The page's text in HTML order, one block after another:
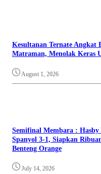
Kesultanan Ternate Angkat
Matraman, Menolak Keras
August 1, 2026
Semifinal Membara :
Spanyol 3-1, Siapkan
Benteng Orange
July 14, 2026